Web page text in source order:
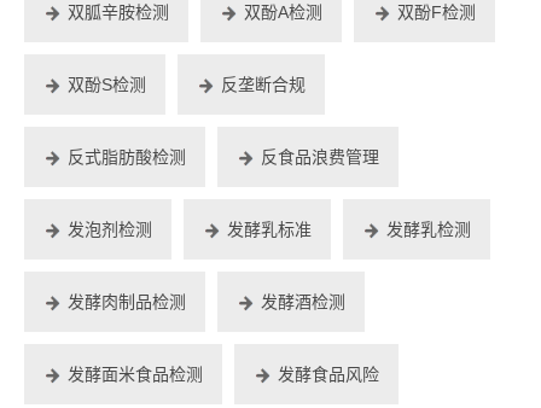
双胍辛胺检测 双酚A检测 双酚F检测
双酚S检测 反垄断合规
反式脂肪酸检测 反食品浪费管理
发泡剂检测 发酵乳标准 发酵乳检测
发酵肉制品检测 发酵酒检测
发酵面米食品检测 发酵食品风险